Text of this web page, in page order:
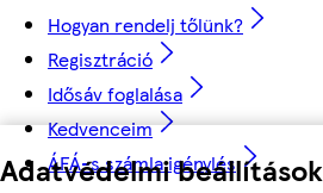
Adatvédelmi beállítások
Hogyan rendelj tőlünk?
Regisztráció
Idősáv foglalása
Kedvenceim
ÁFÁ-s számla igénylés